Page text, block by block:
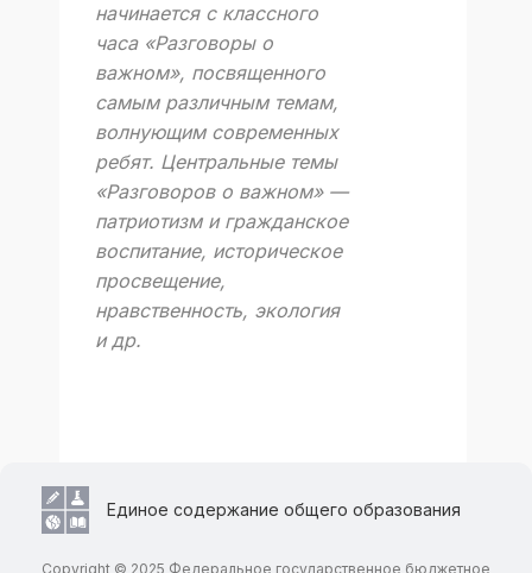
начинается с классного
часа «Разговоры о
важном», посвященного
самым различным темам,
волнующим современных
ребят. Центральные темы
«Разговоров о важном» —
патриотизм и гражданское
воспитание, историческое
просвещение,
нравственность, экология
и др.
Единое содержание общего образования
Copyright © 2025 Федеральное государственное бюджетное